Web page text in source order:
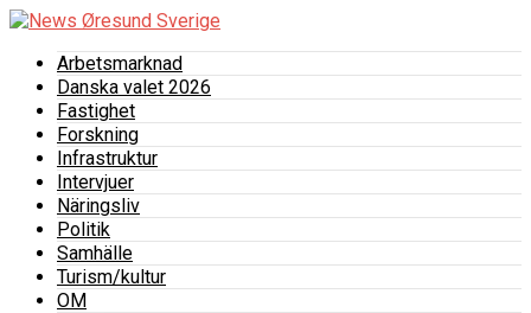
Arbetsmarknad
Danska valet 2026
Fastighet
Forskning
Infrastruktur
Intervjuer
Näringsliv
Politik
Samhälle
Turism/kultur
OM